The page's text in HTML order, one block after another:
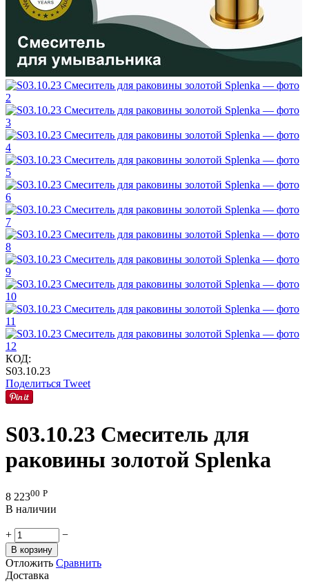
КОД:
S03.10.23
Поделиться Tweet
S03.10.23 Смеситель для
раковины золотой Splenka
8 22300 Р
В наличии
+ −
В корзину
Отложить Сравнить
Доставка